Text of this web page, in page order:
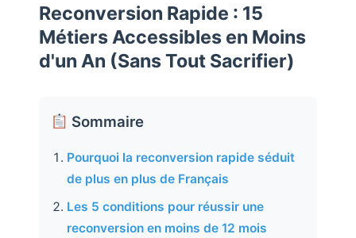
Reconversion Rapide : 15
Métiers Accessibles en Moins
d'un An (Sans Tout Sacrifier)
Sommaire
Pourquoi la reconversion rapide séduit
de plus en plus de Français
Les 5 conditions pour réussir une
reconversion en moins de 12 mois